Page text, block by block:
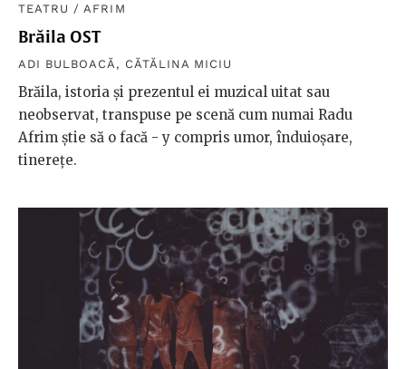
TEATRU /AFRIM
Brăila OST
ADI BULBOACĂ , CĂTĂLINA MICIU
Brăila, istoria și prezentul ei muzical uitat sau
neobservat, transpuse pe scenă cum numai Radu
Afrim știe să o facă - y compris umor, înduioșare,
tinerețe.